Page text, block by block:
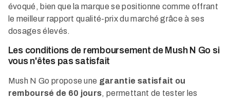
évoqué, bien que la marque se positionne comme offrant
le meilleur rapport qualité-prix du marché grâce à ses
dosages élevés.
Les conditions de remboursement de Mush N Go si
vous n'êtes pas satisfait
Mush N Go propose une garantie satisfait ou
remboursé de 60 jours, permettant de tester les